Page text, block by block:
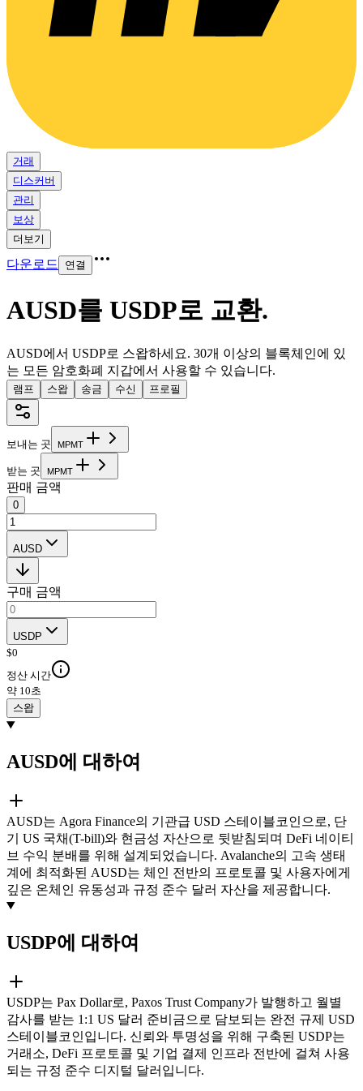
거래
디스커버
관리
보상
더보기
다운로드 연결
AUSD를 USDP로 교환.
AUSD에서 USDP로 스왑하세요. 30개 이상의 블록체인에 있
는 모든 암호화폐 지갑에서 사용할 수 있습니다.
램프 스왑 송금 수신 프로필
보내는 곳 MPMT
받는 곳 MPMT
판매 금액
0
AUSD
구매 금액
USDP
$0
정산 시간
약 10초
스왑
AUSD에 대하여
AUSD는 Agora Finance의 기관급 USD 스테이블코인으로, 단
기 US 국채(T-bill)와 현금성 자산으로 뒷받침되며 DeFi 네이티
브 수익 분배를 위해 설계되었습니다. Avalanche의 고속 생태
계에 최적화된 AUSD는 체인 전반의 프로토콜 및 사용자에게
깊은 온체인 유동성과 규정 준수 달러 자산을 제공합니다.
USDP에 대하여
USDP는 Pax Dollar로, Paxos Trust Company가 발행하고 월별
감사를 받는 1:1 US 달러 준비금으로 담보되는 완전 규제 USD
스테이블코인입니다. 신뢰와 투명성을 위해 구축된 USDP는
거래소, DeFi 프로토콜 및 기업 결제 인프라 전반에 걸쳐 사용
되는 규정 준수 디지털 달러입니다.